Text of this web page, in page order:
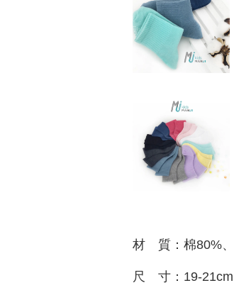
材 質：棉80%、
尺 寸：19-